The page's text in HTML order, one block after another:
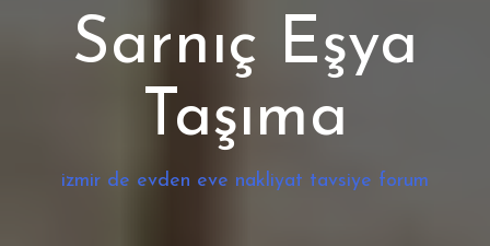
Sarnıç Eşya
Taşıma
izmir de evden eve nakliyat tavsiye forum